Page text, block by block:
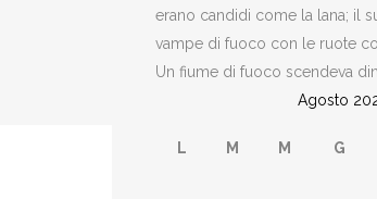
erano candidi come la lana; il
vampe di fuoco con le ruote
Un fiume di fuoco scendeva
Agosto
L M M G